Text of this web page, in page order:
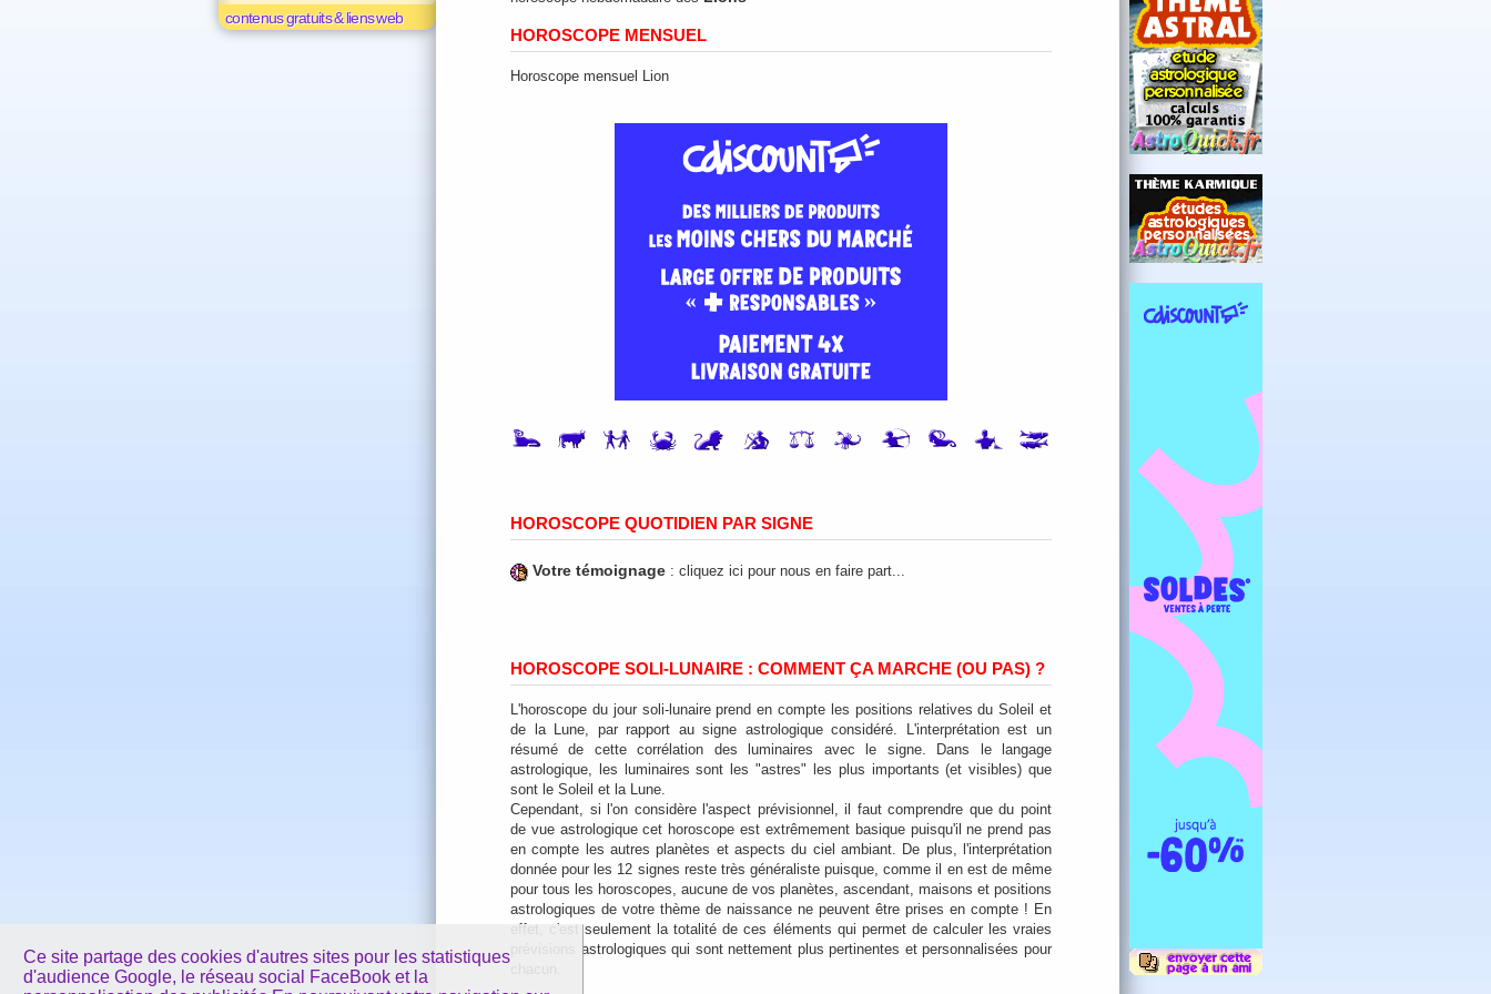
Ce site partage des cookies d'autres sites pour les statistiques
d'audience Google, le réseau social FaceBook et la
contenus gratuits & liens web
HOROSCOPE MENSUEL
Horoscope mensuel Lion
HOROSCOPE QUOTIDIEN PAR SIGNE
Votre témoignage : cliquez ici pour nous en faire part...
HOROSCOPE SOLI-LUNAIRE : COMMENT ÇA MARCHE (OU PAS) ?
L'horoscope du jour soli-lunaire prend en compte les positions relatives du Soleil et
de la Lune, par rapport au signe astrologique considéré. L'interprétation est un
résumé de cette corrélation des luminaires avec le signe. Dans le langage
astrologique, les luminaires sont les "astres" les plus importants (et visibles) que
sont le Soleil et la Lune.
Cependant, si l'on considère l'aspect prévisionnel, il faut comprendre que du point
de vue astrologique cet horoscope est extrêmement basique puisqu'il ne prend pas
en compte les autres planètes et aspects du ciel ambiant. De plus, l'interprétation
donnée pour les 12 signes reste très généraliste puisque, comme il en est de même
pour tous les horoscopes, aucune de vos planètes, ascendant, maisons et positions
astrologiques de votre thème de naissance ne peuvent être prises en compte ! En
effet, c'est seulement la totalité de ces éléments qui permet de calculer les vraies
prévisions astrologiques qui sont nettement plus pertinentes et personnalisées pour